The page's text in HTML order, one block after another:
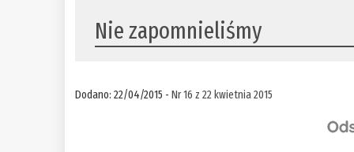
Nie zapomnieliśmy
Dodano: 22/04/2015 -Nr 16 z 22 kwietnia 2015